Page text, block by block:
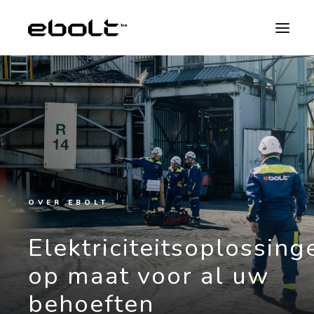
ONZE EXPERTISES
NEWS
OVER EBOLT
JOBS
CONTACT
OVER EBOLT
op maat voor al uw
behoeften